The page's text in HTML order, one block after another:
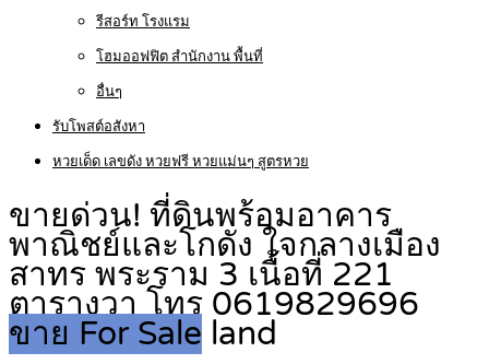
รีสอร์ท โรงแรม
โฮมออฟฟิต สำนักงาน พื้นที่
อื่นๆ
รับโพสต์อสังหา
หวยเด็ด เลขดัง หวยฟรี หวยแม่นๆ สูตรหวย
ขายด่วน! ที่ดินพร้อมอาคาร
พาณิชย์และโกดัง ใจกลางเมือง
สาทร พระราม 3 เนื้อที่ 221
ตารางวา โทร 0619829696
ขาย For Sale land